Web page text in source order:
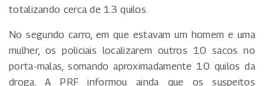
totalizando cerca de 13 quilos.
No segundo carro, em que estavam um homem e uma
mulher, os policiais localizarem outros 10 sacos no
porta-malas, somando aproximadamente 10 quilos da
droga. A PRF informou ainda que os suspeitos